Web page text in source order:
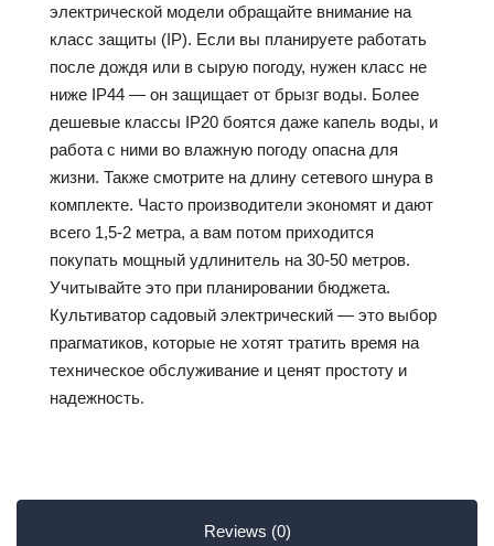
электрической модели обращайте внимание на
класс защиты (IP). Если вы планируете работать
после дождя или в сырую погоду, нужен класс не
ниже IP44 — он защищает от брызг воды. Более
дешевые классы IP20 боятся даже капель воды, и
работа с ними во влажную погоду опасна для
жизни. Также смотрите на длину сетевого шнура в
комплекте. Часто производители экономят и дают
всего 1,5-2 метра, а вам потом приходится
покупать мощный удлинитель на 30-50 метров.
Учитывайте это при планировании бюджета.
Культиватор садовый электрический — это выбор
прагматиков, которые не хотят тратить время на
техническое обслуживание и ценят простоту и
надежность.
Reviews (0)